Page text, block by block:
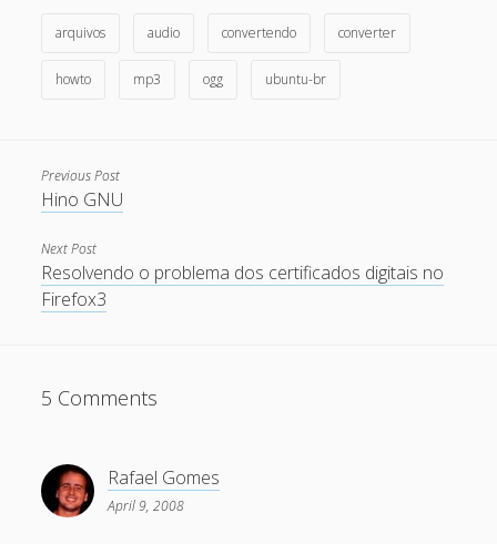
November 2011
June 2011
April 2011
March 2011
September 2010
arquivos audio convertendo converter
howto mp3 ogg ubuntu-br
Previous Post
Hino GNU
Next Post
Resolvendo o problema dos certificados digitais no
Firefox3
5 Comments
Rafael Gomes
April 9, 2008